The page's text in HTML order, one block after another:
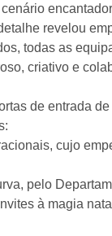
cenário
revelou
todas as
criativo e
de entrada
cujo
pelo
à magia